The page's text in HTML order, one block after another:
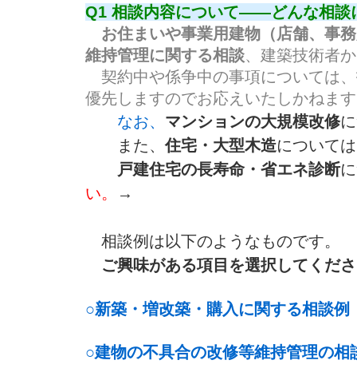
Q1 相談内容について――どんな相談
お住まいや事業用建物（店舗、事
維持管理に関する相談、建築技術者
契約中や係争中の事項については
優先しますのでお応えいたしかねま
なお、 マンションの大規模改修
また、住宅・大型木造について
戸建住宅の長寿命・省エネ診断
い。
→
相談例は以下のようなものです。
ご興味がある項目を選択してくだ
○新築・増改築・購入に関する相談例
○建物の不具合の改修等維持管理の相